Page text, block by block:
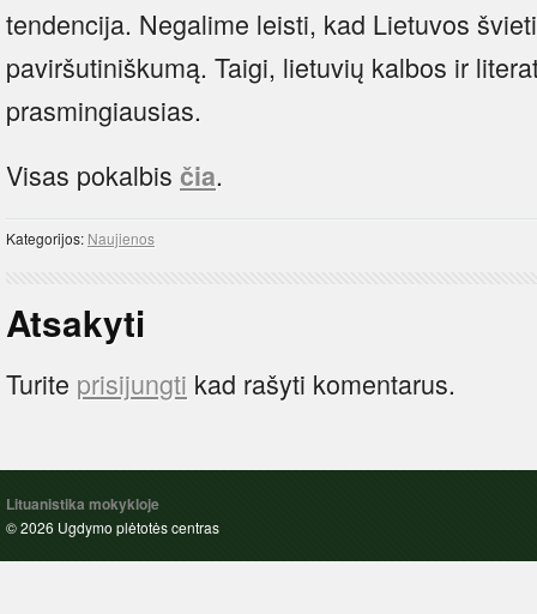
tendencija. Negalime leisti, kad Lietuvos
paviršutiniškumą. Taigi, lietuvių kalbos ir
prasmingiausias.
Visas pokalbis čia.
Kategorijos: Naujienos
Atsakyti
Turite prisijungti kad rašyti komentarus.
Lituanistika mokykloje
© 2026 Ugdymo plėtotės centras